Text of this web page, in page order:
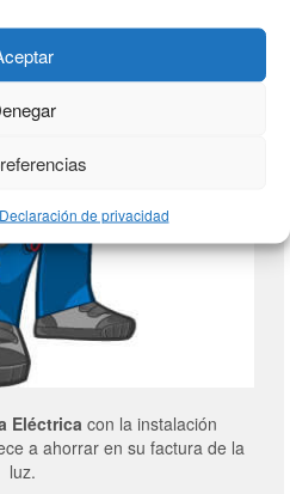
de privacidad
Eléctrica con la instalación
a ahorrar en su factura de la
luz.